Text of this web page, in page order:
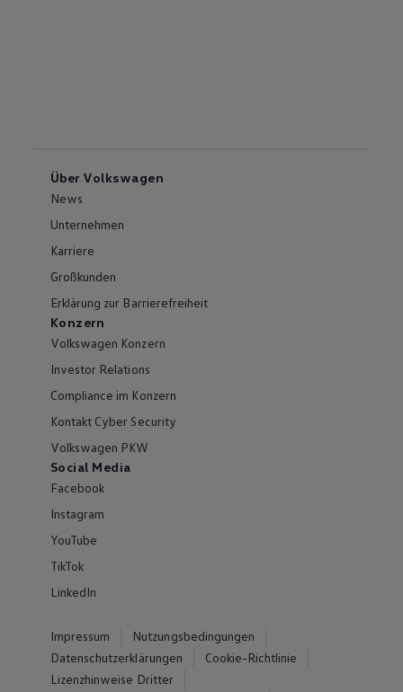
Über Volkswagen
News
Unternehmen
Karriere
Großkunden
Erklärung zur Barrierefreiheit
Konzern
Volkswagen Konzern
Investor Relations
Compliance im Konzern
Kontakt Cyber Security
Volkswagen PKW
Social Media
Facebook
Instagram
YouTube
TikTok
LinkedIn
Impressum
Nutzungsbedingungen
Datenschutzerklärungen
Cookie-Richtlinie
Lizenzhinweise Dritter